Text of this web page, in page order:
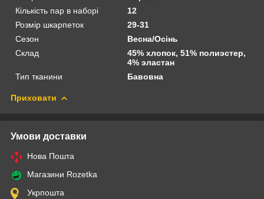
Кількість пар в наборі
12
Розмір шкарпеток
29-31
Сезон
Весна/Осінь
Склад
45% хлопок, 51% полиэстер,
4% эластан
Тип тканини
Бавовна
Приховати
Умови доставки
Нова Пошта
Магазини Rozetka
Укрпошта